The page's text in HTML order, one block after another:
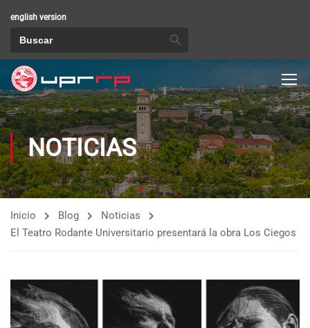
english version
NOTICIAS
Inicio Blog
Noticias
El Teatro Rodante Universitario presentará la obra Los Ciegos